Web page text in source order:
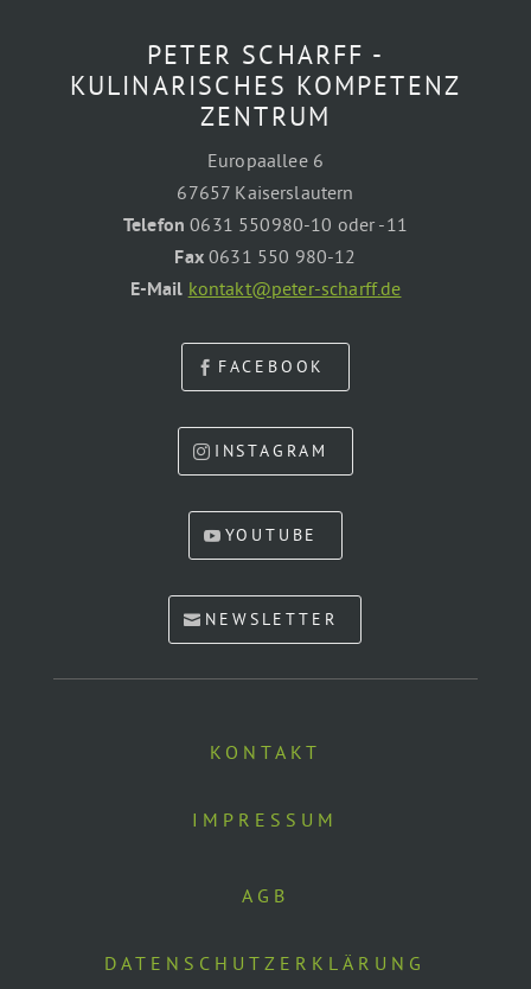
PETER SCHARFF -
KULINARISCHES KOMPETENZ
ZENTRUM
Europaallee 6
67657 Kaiserslautern
Telefon 0631 550980-10 oder -11
Fax0631 550 980-12
E-Mail kontakt@peter-scharff.de
FACEBOOK
INSTAGRAM
YOUTUBE
NEWSLETTER
KONTAKT
IMPRESSUM
AGB
DATENSCHUTZERKLÄRUNG